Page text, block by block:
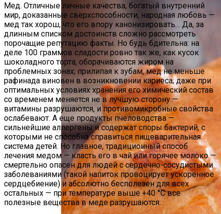
Мед. Отличные личные качества, богатый внутренний
мир, доказанные сверхспособности, народная любовь —
мед так хорош, что его впору канонизировать… Да, за
длинным списком достоинств сложно рассмотреть
порочащие репутацию факты. Но будь бдительна: на
деле 100 граммов сладости ровно так же, как кусок
шоколадного торта, оборачиваются жиром на
проблемных зонах; прилипая к зубам, мед не меньше
рафинада виновен в возникновении кариеса; даже при
оптимальных условиях хранения его химический состав
со временем меняется не в лучшую сторону —
витамины разрушаются, и противомикробные свойства
ослабевают. А еще продукты пчеловодства —
сильнейшие аллергены и содержат споры бактерий, с
которыми не способна справиться пищеварительная
система детей. Но главное, традиционный способ
лечения медом — класть его в чай или горячее молоко —
смертельно опасен для людей с сердечно-сосудистыми
заболеваниями (такой напиток провоцирует ускоренное
сердцебиение) и абсолютно бесполезен для всех
остальных — при температуре выше +40 °С все
полезные вещества в меде разрушаются.